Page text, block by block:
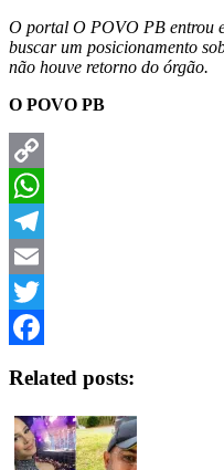
O portal O POVO PB entrou
buscar um posicionamento
não houve retorno do órgão.
O POVO PB
Copy
Link
WhatsApp
Telegram
Email
Twitter
Related posts: